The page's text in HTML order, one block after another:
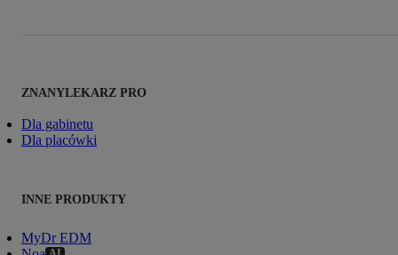
ZNANYLEKARZ PRO
Dla gabinetu
Dla placówki
INNE PRODUKTY
MyDr EDM